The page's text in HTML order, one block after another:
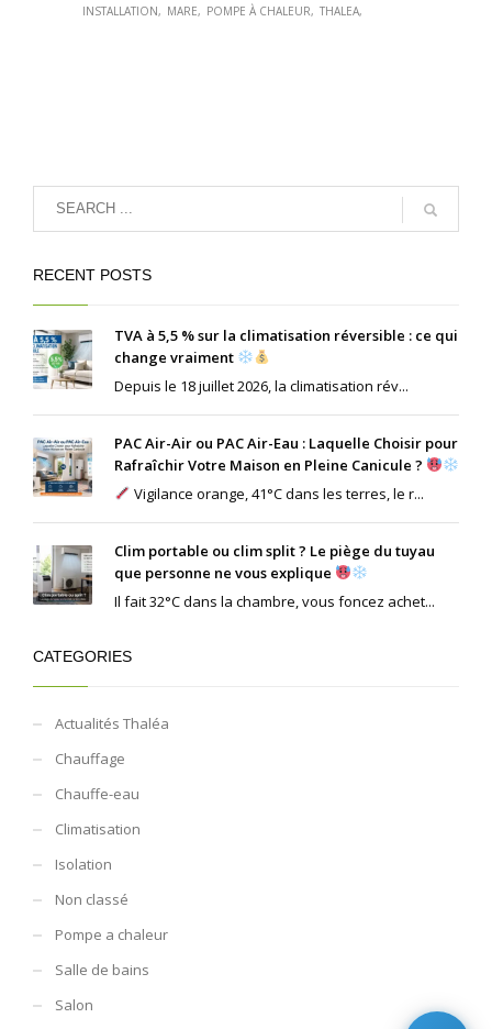
INSTALLATION
MARE POMPE À CHALEUR THALEA
RECENT POSTS
TVA à 5,5 % sur la climatisation réversible : ce qui
change vraiment
Depuis le 18 juillet 2026, la climatisation rév...
PAC Air-Air ou PAC Air-Eau : Laquelle Choisir pour
Rafraîchir Votre Maison en Pleine Canicule ?
Vigilance orange, 41°C dans les terres, le r...
Clim portable ou clim split ? Le piège du tuyau
que personne ne vous explique
Il fait 32°C dans la chambre, vous foncez achet...
CATEGORIES
Actualités Thaléa
Chauffage
Chauffe-eau
Climatisation
Isolation
Non classé
Pompe a chaleur
Salle de bains
Salon